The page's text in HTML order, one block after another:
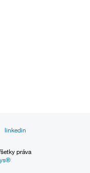
linkedin
práva